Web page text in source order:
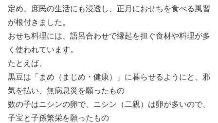
定め、庶民の生活にも浸透し、正月におせちを食べる風習
が根付きました。
おせち料理には、語呂合わせで縁起を担ぐ食材や料理が多
く使われています。
たとえば、
黒豆は「まめ（まじめ・健康）」に暮らせるようにと、邪
気を払い、無病息災を願ったもの
数の子はニシンの卵で、ニシン（二親）は卵が多いので、
子宝と子孫繁栄を願ったもの